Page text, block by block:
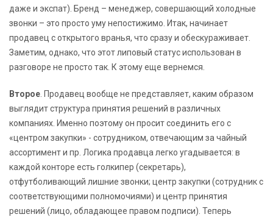
даже и экспат). Бренд – менеджер, совершающий холодные
звонки – это просто уму непостижимо. Итак, начинает
продавец с открытого вранья, что сразу и обескураживает.
Заметим, однако, что этот липовый статус использован в
разговоре не просто так. К этому еще вернемся.
Второе. Продавец вообще не представляет, каким образом
выглядит структура принятия решений в различных
компаниях. Именно поэтому он просит соединить его с
«центром закупки» - сотрудником, отвечающим за чайный
ассортимент и пр. Логика продавца легко угадывается: в
каждой конторе есть голкипер (секретарь),
отфутболивающий лишние звонки; центр закупки (сотрудник с
соответствующими полномочиями) и центр принятия
решений (лицо, обладающее правом подписи). Теперь